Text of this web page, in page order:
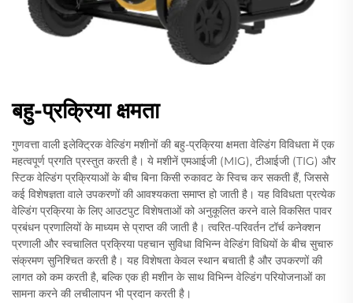
बहु-प्रक्रिया क्षमता
गुणवत्ता वाली इलेक्ट्रिक वेल्डिंग मशीनों की बहु-प्रक्रिया क्षमता वेल्डिंग विविधता में एक
महत्वपूर्ण प्रगति प्रस्तुत करती है। ये मशीनें एमआईजी (MIG), टीआईजी (TIG) और
स्टिक वेल्डिंग प्रक्रियाओं के बीच बिना किसी रुकावट के स्विच कर सकती हैं, जिससे
कई विशेषज्ञता वाले उपकरणों की आवश्यकता समाप्त हो जाती है। यह विविधता प्रत्येक
वेल्डिंग प्रक्रिया के लिए आउटपुट विशेषताओं को अनुकूलित करने वाले विकसित पावर
प्रबंधन प्रणालियों के माध्यम से प्राप्त की जाती है। त्वरित-परिवर्तन टॉर्च कनेक्शन
प्रणाली और स्वचालित प्रक्रिया पहचान सुविधा विभिन्न वेल्डिंग विधियों के बीच सुचारु
संक्रमण सुनिश्चित करती है। यह विशेषता केवल स्थान बचाती है और उपकरणों की
लागत को कम करती है, बल्कि एक ही मशीन के साथ विभिन्न वेल्डिंग परियोजनाओं का
सामना करने की लचीलापन भी प्रदान करती है।